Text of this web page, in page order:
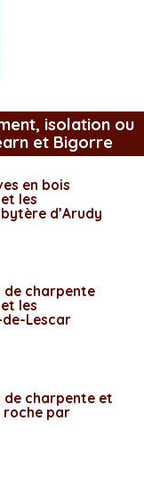
isolation ou
et Bigorre
en bois
les
d’Arudy
de charpente
les
Lescar
charpente et
roche par